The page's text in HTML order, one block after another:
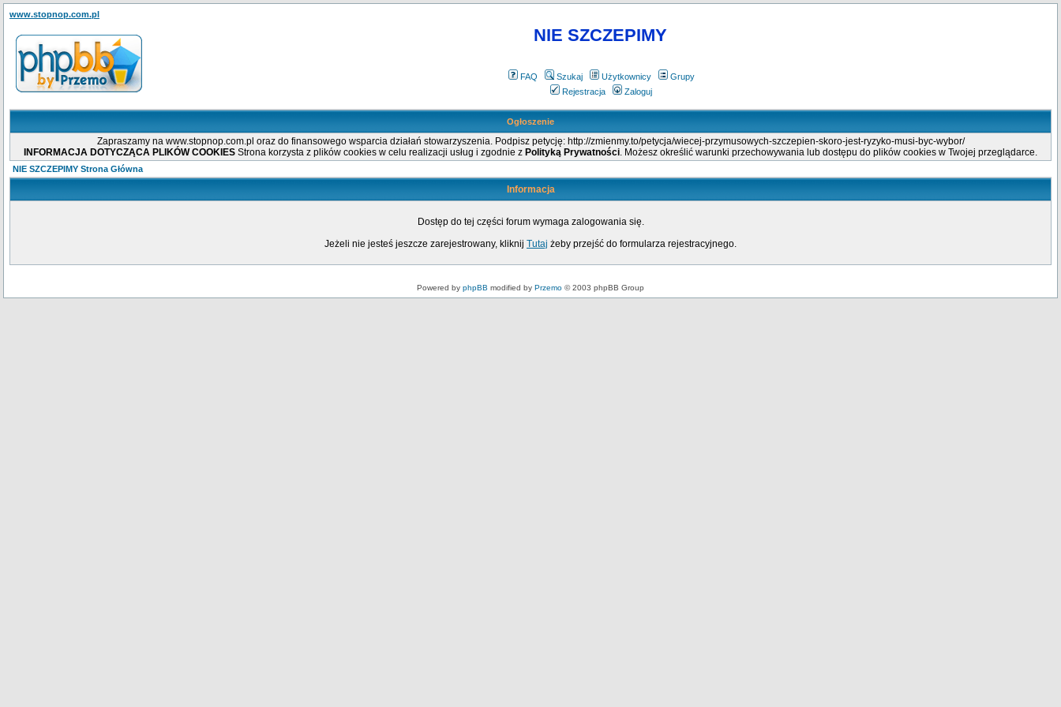
www.stopnop.com.pl
NIE SZCZEPIMY
FAQ Szukaj Użytkownicy
Grupy
Rejestracja
Zaloguj
Ogłoszenie
Zapraszamy na www.stopnop.com.pl oraz do finansowego wsparcia działań stowarzyszenia. Podpisz petycję: http://zmienmy.to/petycja/wiecej-przymusowych-szczepien-skoro-jest-ryzyko-musi-byc-wybor/
INFORMACJA DOTYCZĄCA PLIKÓW COOKIES Strona korzysta z plików cookies w celu realizacji usług i zgodnie z Polityką Prywatności. Możesz określić warunki przechowywania lub dostępu do plików cookies w Twojej przeglądarce.
NIE SZCZEPIMY Strona Główna
Informacja
Dostęp do tej części forum wymaga zalogowania się.
Jeżeli nie jesteś jeszcze zarejestrowany, kliknij Tutaj żeby przejść do formularza rejestracyjnego.
Powered by phpBB modified by Przemo © 2003 phpBB Group